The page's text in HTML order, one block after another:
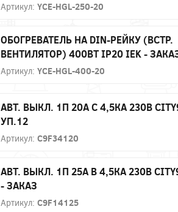
Артикул: YCE-HGL-250-20
ОБОГРЕВАТЕЛЬ НА DIN-РЕЙКУ (ВСТР.
ВЕНТИЛЯТОР) 400ВТ IP20 IEK -
Артикул: YCE-HGL-400-20
АВТ. ВЫКЛ. 1П 20А С 4,5КА 230В
УП.12
Артикул: C9F34120
АВТ. ВЫКЛ. 1П 25А B 4,5КА 230В
- ЗАКАЗ
Артикул: C9F14125